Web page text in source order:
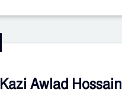
Kazi Awlad Hossain